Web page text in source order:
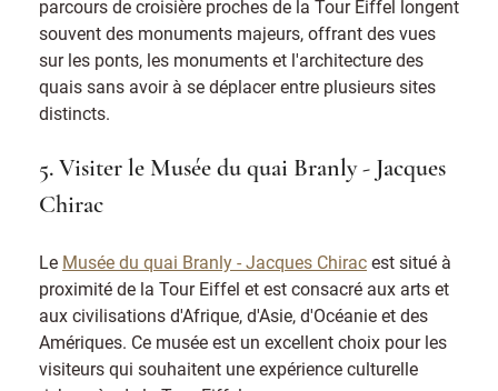
parcours de croisière proches de la Tour Eiffel longent
souvent des monuments majeurs, offrant des vues
sur les ponts, les monuments et l'architecture des
quais sans avoir à se déplacer entre plusieurs sites
distincts.
5. Visiter le Musée du quai Branly - Jacques
Chirac
Le Musée du quai Branly - Jacques Chiracest situé à
proximité de la Tour Eiffel et est consacré aux arts et
aux civilisations d'Afrique, d'Asie, d'Océanie et des
Amériques. Ce musée est un excellent choix pour les
visiteurs qui souhaitent une expérience culturelle